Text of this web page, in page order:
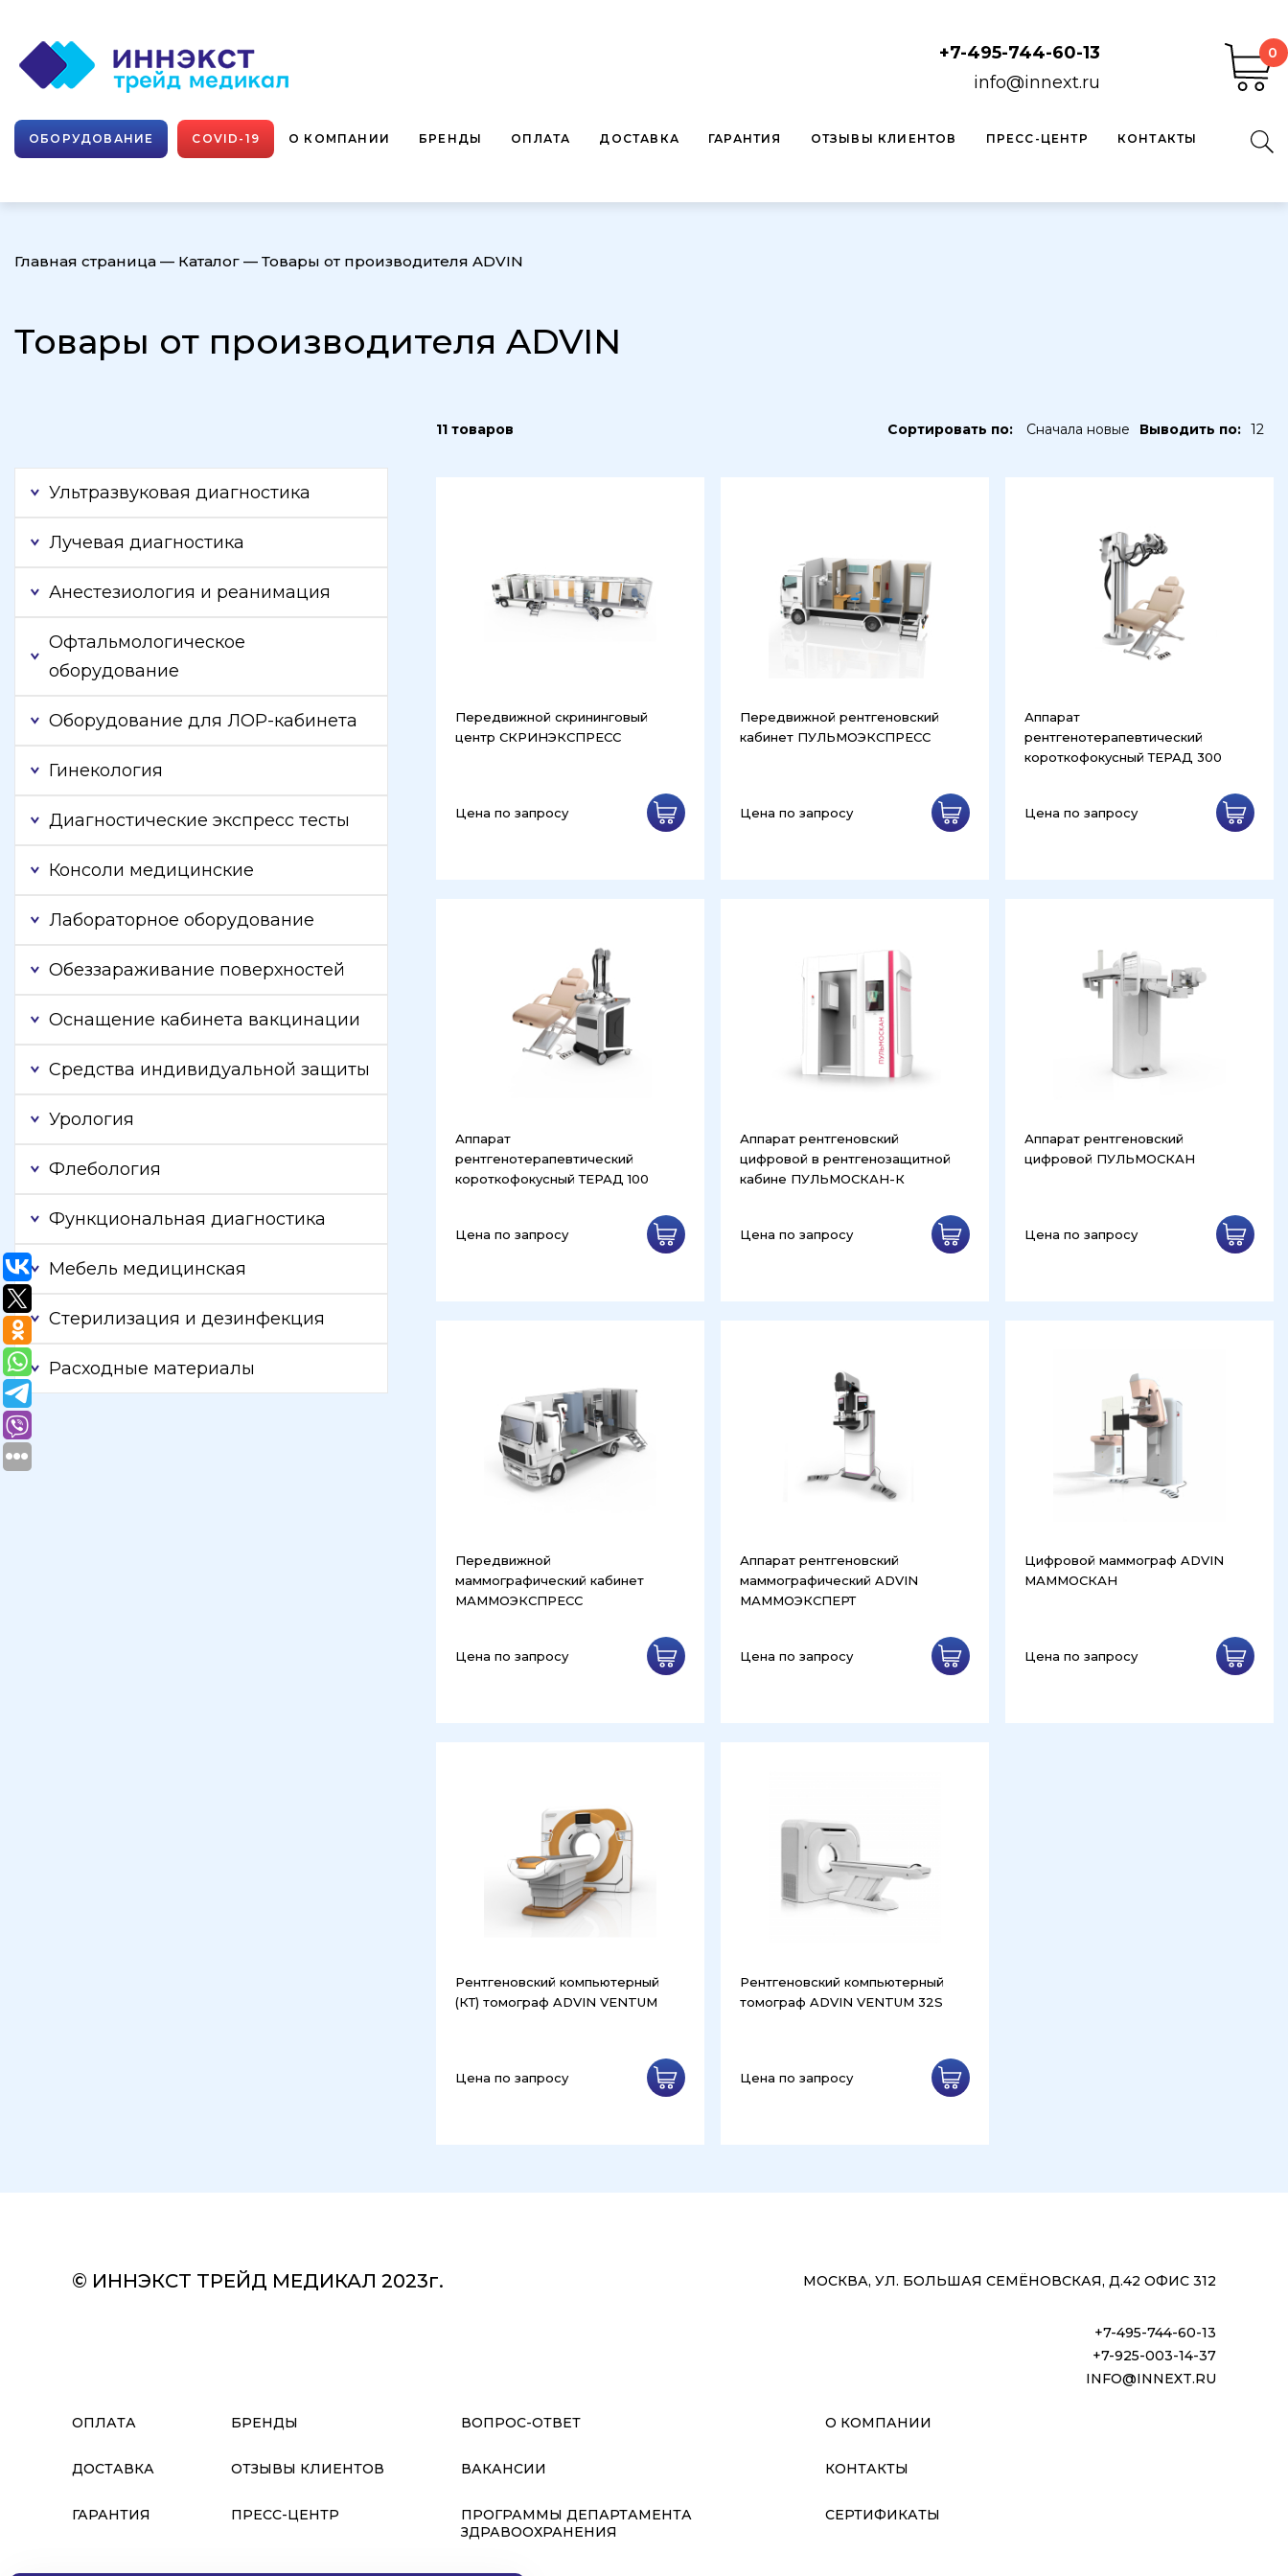
+7-495-744-60-13
info@innext.ru
0
ОБОРУДОВАНИЕ COVID-19 О КОМПАНИИ БРЕНДЫ ОПЛАТА ДОСТАВКА ГАРАНТИЯ ОТЗЫВЫ КЛИЕНТОВ ПРЕСС-ЦЕНТР КОНТАКТЫ
Главная страница — Каталог — Товары от производителя ADVIN
Товары от производителя ADVIN
Ультразвуковая диагностика
Лучевая диагностика
Анестезиология и реанимация
Офтальмологическое
оборудование
Оборудование для ЛОР-кабинета
Гинекология
Диагностические экспресс тесты
Консоли медицинские
Лабораторное оборудование
Обеззараживание поверхностей
Оснащение кабинета вакцинации
Средства индивидуальной защиты
Урология
Флебология
Функциональная диагностика
Мебель медицинская
Стерилизация и дезинфекция
Расходные материалы
11 товаров Сортировать по: Сначала новые Выводить по: 12
Передвижной скрининговый
центр СКРИНЭКСПРЕСС
Цена по запросу
Передвижной рентгеновский
кабинет ПУЛЬМОЭКСПРЕСС
Цена по запросу
Аппарат
рентгенотерапевтический
короткофокусный ТЕРАД 300
Цена по запросу
Аппарат
рентгенотерапевтический
короткофокусный ТЕРАД 100
Цена по запросу
Аппарат рентгеновский
цифровой в рентгенозащитной
кабине ПУЛЬМОСКАН-К
Цена по запросу
Аппарат рентгеновский
цифровой ПУЛЬМОСКАН
Цена по запросу
Передвижной
маммографический кабинет
МАММОЭКСПРЕСС
Цена по запросу
Аппарат рентгеновский
маммографический ADVIN
МАММОЭКСПЕРТ
Цена по запросу
Цифровой маммограф ADVIN
МАММОСКАН
Цена по запросу
Рентгеновский компьютерный
(КТ) томограф ADVIN VENTUM
Цена по запросу
Рентгеновский компьютерный
томограф ADVIN VENTUM 32S
Цена по запросу
© ИННЭКСТ ТРЕЙД МЕДИКАЛ 2023г. МОСКВА, УЛ. БОЛЬШАЯ СЕМЁНОВСКАЯ, Д.42 ОФИС 312
+7-495-744-60-13
+7-925-003-14-37
INFO@INNEXT.RU
ОПЛАТА
ДОСТАВКА
ГАРАНТИЯ
БРЕНДЫ
ОТЗЫВЫ КЛИЕНТОВ
ПРЕСС-ЦЕНТР
ВОПРОС-ОТВЕТ
ВАКАНСИИ
ПРОГРАММЫ ДЕПАРТАМЕНТА
ЗДРАВООХРАНЕНИЯ
О КОМПАНИИ
КОНТАКТЫ
СЕРТИФИКАТЫ